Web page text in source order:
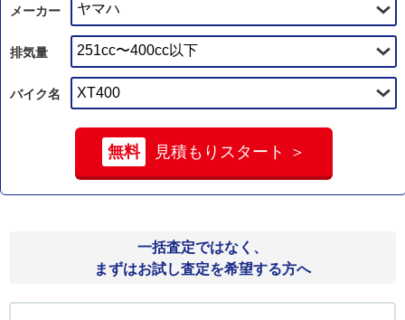
メーカー
排気量
バイク名
無料 見積もりスタート ＞
一括査定ではなく、
まずはお試し査定を希望する方へ